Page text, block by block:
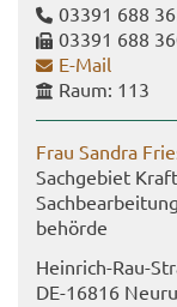
03391 688
03391 688
E-​Mail
Raum: 113
Frau San­dra
Sach­ge­biet
be­hör­de
Heinrich-​Rau-
DE-​16816